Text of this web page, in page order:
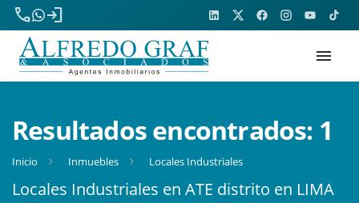
phone
login
menu
Resultados encontrados: 1
Inicio Inmuebles Locales Industriales
Locales Industriales en ATE distrito en LIMA